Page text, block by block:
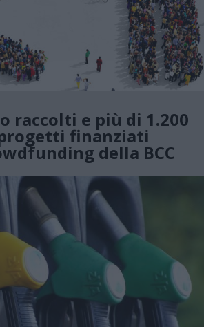
raccolti e più di 1.200
finanziati
della BCC